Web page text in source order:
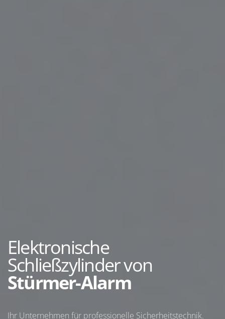
Elektronische
Schließzylinder von
Stürmer-Alarm
Ihr Unternehmen für professionelle Sicherheitstechnik.